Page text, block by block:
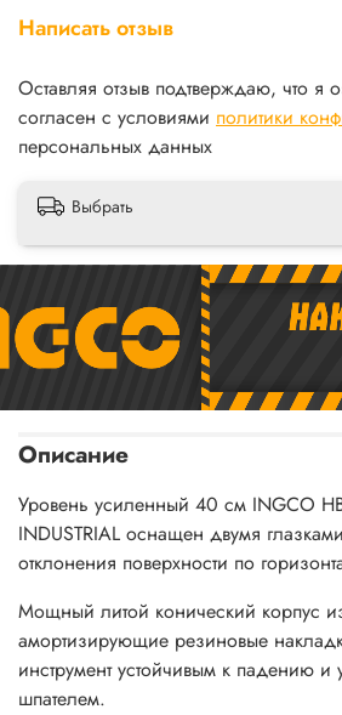
Написать отзыв
Оставляя отзыв подтверждаю, что я
согласен с условиями политики
персональных данных
Выбрать
Описание
Уровень усиленный 40 см INGCO
INDUSTRIAL оснащен двумя
отклонения поверхности по
Мощный литой конический корпус
амортизирующие резиновые
инструмент устойчивым к падению
шпателем.